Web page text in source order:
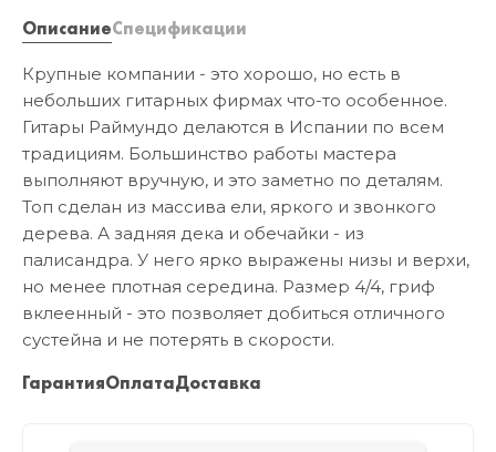
ОписаниеСпецификации
Крупные компании - это хорошо, но есть в
небольших гитарных фирмах что-то особенное.
Гитары Раймундо делаются в Испании по всем
традициям. Большинство работы мастера
выполняют вручную, и это заметно по деталям.
Топ сделан из массива ели, яркого и звонкого
дерева. А задняя дека и обечайки - из
палисандра. У него ярко выражены низы и верхи,
но менее плотная середина. Размер 4/4, гриф
вклеенный - это позволяет добиться отличного
сустейна и не потерять в скорости.
ГарантияОплатаДоставка